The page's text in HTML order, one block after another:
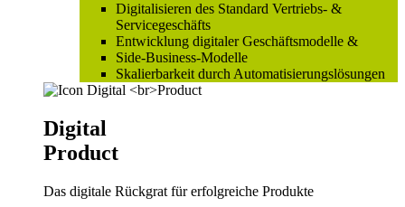
Digitalisieren des Standard Vertriebs- &
Servicegeschäfts
Entwicklung digitaler Geschäftsmodelle &
Side-Business-Modelle
Skalierbarkeit durch Automatisierungslösungen
Digital
Product
Das digitale Rückgrat für erfolgreiche Produkte